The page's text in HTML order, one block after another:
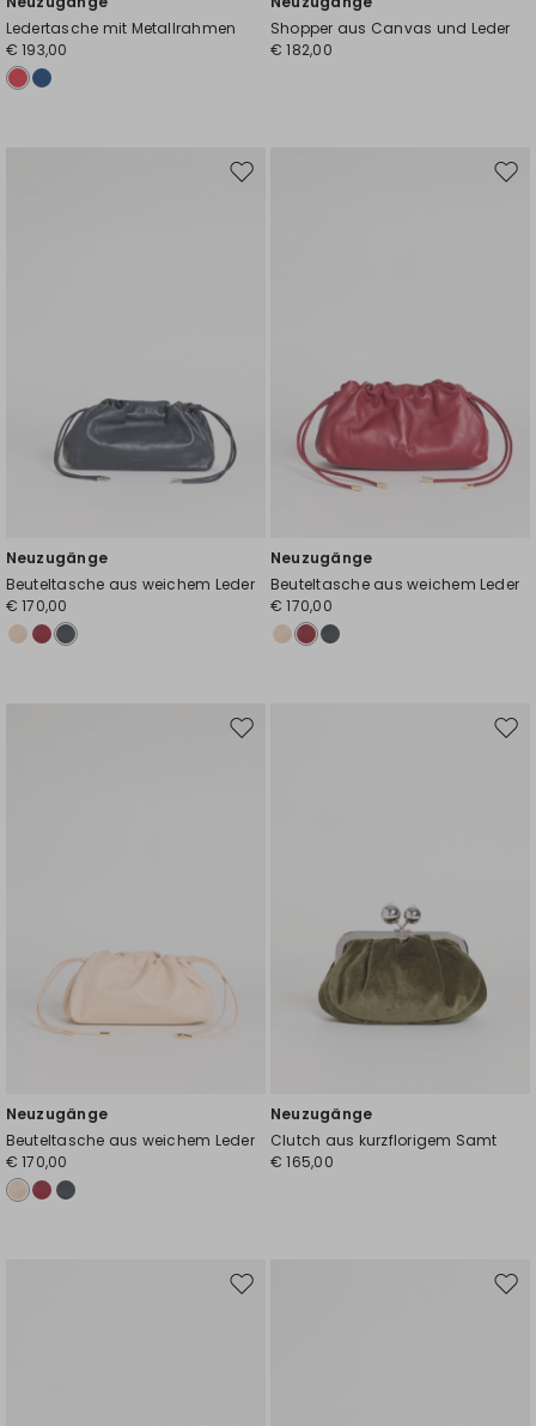
Ledertasche mit Metallrahmen
€ 193,00
Shopper aus Canvas und Leder
€ 182,00
Auf
Neuzugänge
Beuteltasche aus weichem Leder
€ 170,00
Auf
Neuzugänge
Beuteltasche aus weichem Leder
€ 170,00
Auf
Neuzugänge
Beuteltasche aus weichem Leder
€ 170,00
Auf
Neuzugänge
Clutch aus kurzflorigem Samt
€ 165,00
Auf
Auf